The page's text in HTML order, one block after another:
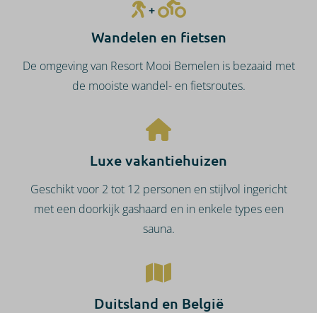
+
Wandelen en fietsen
De omgeving van Resort Mooi Bemelen is bezaaid met
de mooiste wandel- en fietsroutes.
Luxe vakantiehuizen
Geschikt voor 2 tot 12 personen en stijlvol ingericht
met een doorkijk gashaard en in enkele types een
sauna.
Duitsland en België